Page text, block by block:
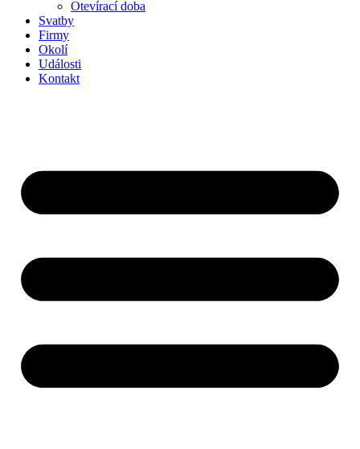
Otevírací doba
Svatby
Firmy
Okolí
Události
Kontakt